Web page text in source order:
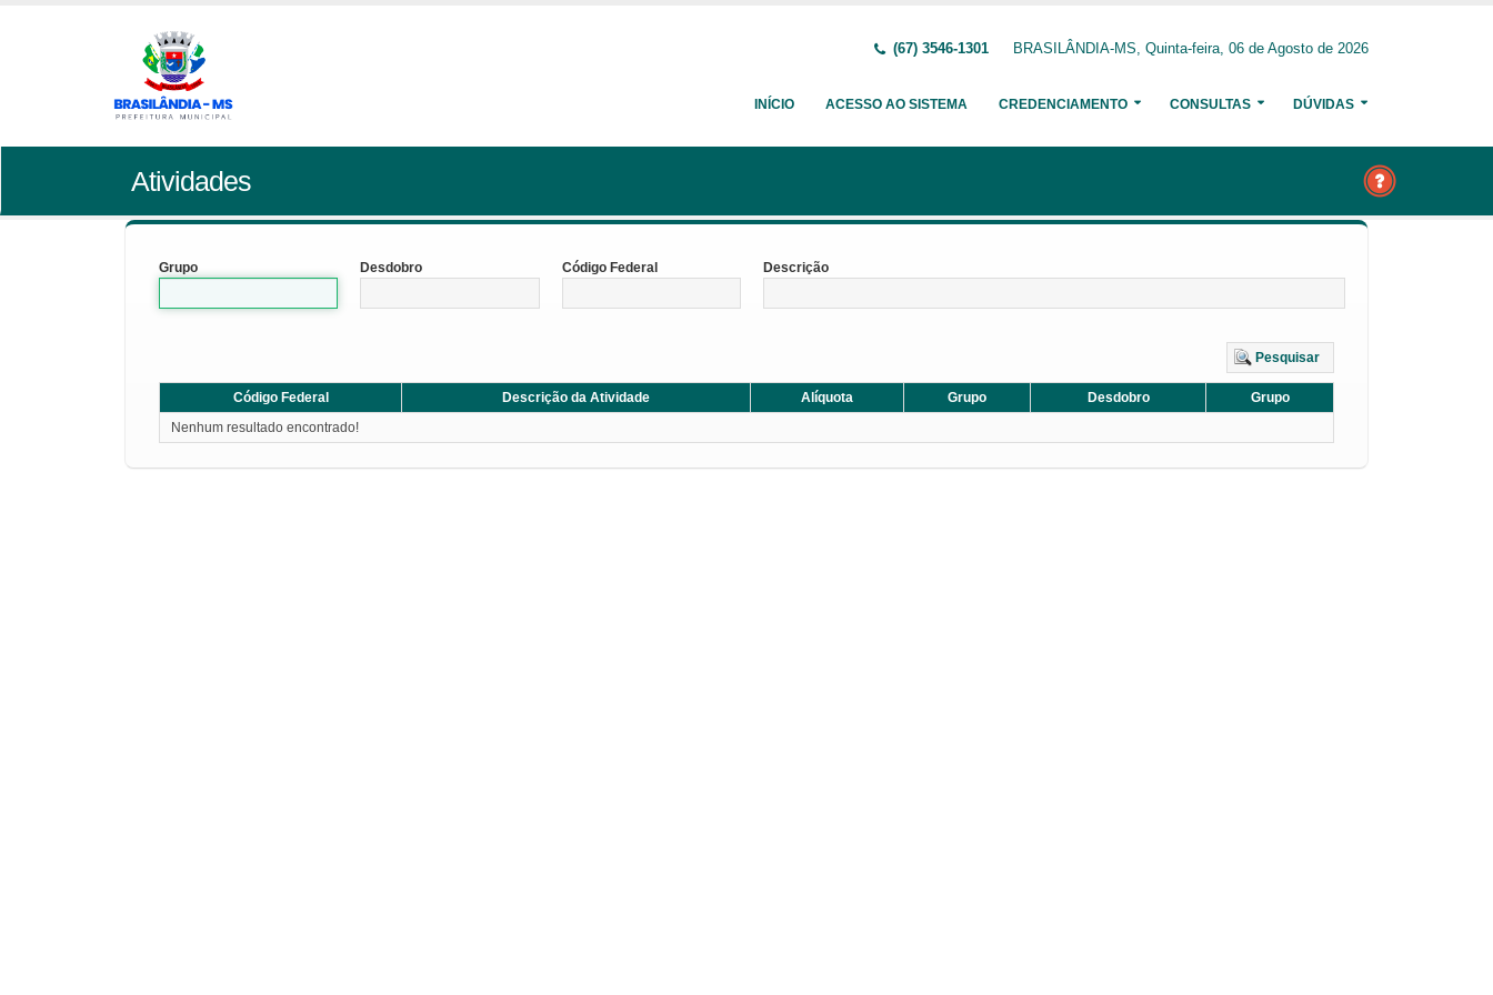
(67) 3546-1301 BRASILÂNDIA-MS, Quinta-feira, 06 de Agosto de 2026
INÍCIO ACESSO AO SISTEMA CREDENCIAMENTO CONSULTAS DÚVIDAS
Atividades
Grupo Desdobro Código Federal Descrição
Pesquisar
Código Federal Descrição da Atividade Alíquota Grupo Desdobro
Grupo
Nenhum resultado encontrado!